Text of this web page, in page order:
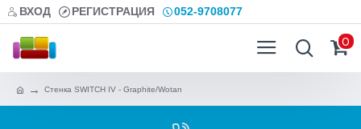
ВХОД РЕГИСТРАЦИЯ 052-9708077
0
Стенка SWITCH IV - Graphite/Wotan